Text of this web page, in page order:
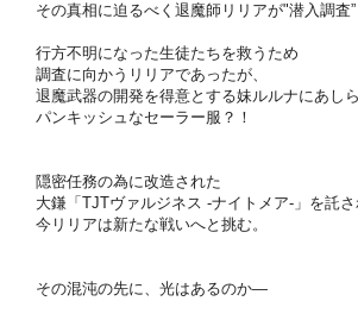
その真相に迫るべく退魔師リリアが"潜入調査”
行方不明になった生徒たちを救うため
調査に向かうリリアであったが、
退魔武器の開発を得意とする妹ルルナにあし
パンキッシュなセーラー服？！
隠密任務の為に改造された
大鎌「TJTヴァルジネス -ナイトメア-」を託
今リリアは新たな戦いへと挑む。
その混沌の先に、光はあるのか―